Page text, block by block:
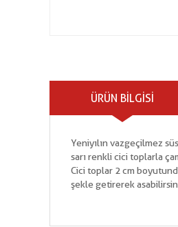
ÜRÜN BILGISI
Yeniyılın vazgeçilmez
sarı renkli cici toplarla
Cici toplar 2 cm
şekle getirerek